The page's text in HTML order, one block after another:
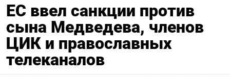
ЕС ввел санкции против
сына Медведева, членов
ЦИК и православных
телеканалов